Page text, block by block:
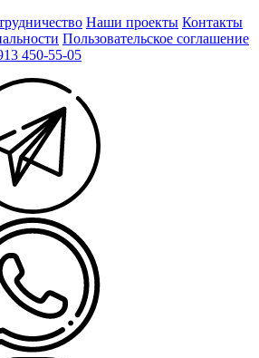
Наши проекты Контакты
Пользовательское соглашение
450-55-05